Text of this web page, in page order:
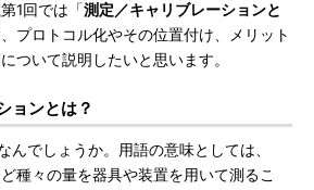
1回では「測定／キャリブレーションと
プロトコル化やその位置付け、メリット
ついて説明したいと思います。
ョンとは？
んでしょうか。用語の意味としては、
種々の量を器具や装置を用いて測るこ